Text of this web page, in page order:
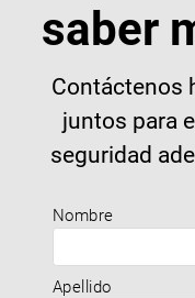
Nombre
Apellido
saber
Contáctenos
juntos para
seguridad